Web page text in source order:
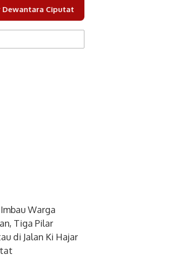
Pemkot Tangsel Keruk Sungai
Warga
Tiga Pilar
di Jalan Ki Hajar